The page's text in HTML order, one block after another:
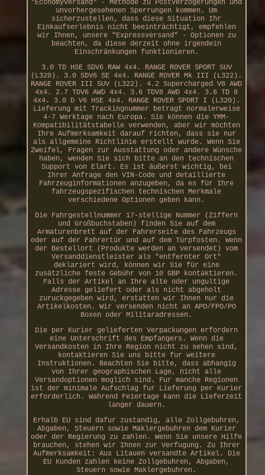
"Economyversand" - Methode zu Postverzögerungen und
unvorhergesehenen Sperrungen kommen. Um
sicherzustellen, dass diese Situation Ihr
Einkaufserlebnis nicht beeinträchtigt, empfehlen
wir Ihnen, unsere "Expressversand" - Optionen zu
beachten, da diese derzeit ohne irgendein
Einschränkungen funktionieren.
3.0 TD HSE SDV6 RAW 4x4. RANGE ROVER SPORT SUV
(L320). 3.0 SDV6 SE 4x4. RANGE ROVER Mk III (L322).
RANGE ROVER III SUV (L322). 4.2 Supercharged V8 AWD
4x4. 2.7 TDV6 AWD 4x4. 3.6 TDV8 AWD 4x4. 3.6 TD 8
4x4. 3.0 D V6 HSE 4x4. RANGE ROVER SPORT I (L320).
Lieferung mit Trackingnummer betragt normalerweise
4-7 Werktage nach Europa. Sie können die YMM-
Kompatibilitätstabelle verwenden, aber wir möchten
Ihre Aufmerksamkeit darauf richten, dass sie nur
als allgemeine Richtlinie erstellt wurde. Wenn Sie
Zweifel, Fragen zur Ausstattung oder andere Wünsche
haben, wenden Sie sich bitte an den technischen
Support von Elart. Es ist äußerst wichtig, bei
Ihrer Anfrage den VIN-Code und detaillierte
Fahrzeuginformationen anzugeben, da es für Ihre
fahrzeugspezifischen technischen Merkmale
verschiedene Optionen geben kann.
Die Fahrgestellnummer 17-stellige Nummer (Ziffern
und Großbuchstaben) finden Sie auf dem
Armaturenbrett auf der Fahrerseite des Fahrzeugs
oder auf der Fahrertür und auf dem Türpfosten. Wenn
der Bestellort (Produkte werden an versendet) vom
Versanddienstleister als "entfernter Ort"
deklariert wird, können wir Sie für eine
zusätzliche feste Gebühr von 10 GBP kontaktieren.
Falls der Artikel an Ihre alte oder ungultige
Adresse geliefert oder als nicht abgeholt
zuruckgegeben wird, erstatten wir Ihnen nur die
Artikelkosten. Wir versenden nicht an APO/FPO/PO
Boxen oder Militaradressen.
Die per Kurier gelieferten Verpackungen erfordern
eine Unterschrift des Empfangers. Wenn die
Versandkosten in Ihre Region nicht zu sehen sind,
kontaktieren Sie uns bitte fur weitere
Instruktionen. Beachten Sie bitte, dass abhangig
von Ihrer geographischen Lage, nicht alle
Versandoptionen moglich sind. Fur manche Regionen
ist der minimale Aufschlag fur Lieferung per Kurier
erforderlich. Wahrend Feiertage kann die Lieferzeit
langer dauern.
Erhalb EU sind dafur zustandig, alle Zollgebuhren,
Abgaben, Steuern sowie Maklergebuhren dem Kurier
oder der Regierung zu zahlen. Wenn Sie unsere Hilfe
brauchen, stehen wir Ihnen zur Verfugung. Zu Ihrer
Aufmerksamkeit: Aus Litauen versandte Artikel. Die
EU Kunden zahlen keine Zollgebuhren, Abgaben,
Steuern sowie Maklergebuhren.